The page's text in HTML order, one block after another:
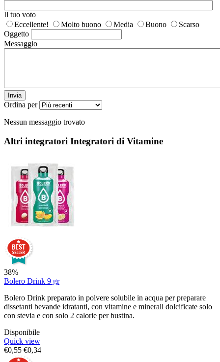
Il tuo voto
Eccellente!
Molto buono Media Buono
Scarso
Oggetto
Messaggio
Invia
Ordina per
Nessun messaggio trovato
Altri integratori Integratori di Vitamine
38%
Bolero Drink 9 gr
Bolero Drink preparato in polvere solubile in acqua per preparare
dissetanti bevande idratanti, con vitamine e minerali dolcificate solo
con stevia e con solo 2 calorie per bustina.
Disponibile
Quick view
€0,55 €0,34